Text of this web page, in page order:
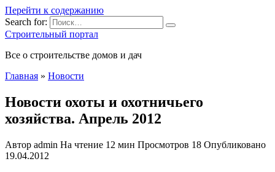
Перейти к содержанию
Search for:
Строительный портал
Все о строительстве домов и дач
Главная » Новости
Новости охоты и охотничьего
хозяйства. Апрель 2012
Автор admin На чтение 12 мин Просмотров 18 Опубликовано
19.04.2012